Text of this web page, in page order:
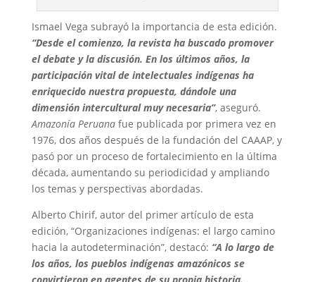
Ismael Vega subrayó la importancia de esta edición.
“Desde el comienzo, la revista ha buscado promover
el debate y la discusión. En los últimos años, la
participación vital de intelectuales indígenas ha
enriquecido nuestra propuesta, dándole una
dimensión intercultural muy necesaria”, aseguró.
Amazonía Peruanafue publicada por primera vez en
1976, dos años después de la fundación del CAAAP, y
pasó por un proceso de fortalecimiento en la última
década, aumentando su periodicidad y ampliando
los temas y perspectivas abordadas.
Alberto Chirif, autor del primer artículo de esta
edición, “Organizaciones indígenas: el largo camino
hacia la autodeterminación”, destacó: “A lo largo de
los años, los pueblos indígenas amazónicos se
convirtieron en agentes de su propia historia.